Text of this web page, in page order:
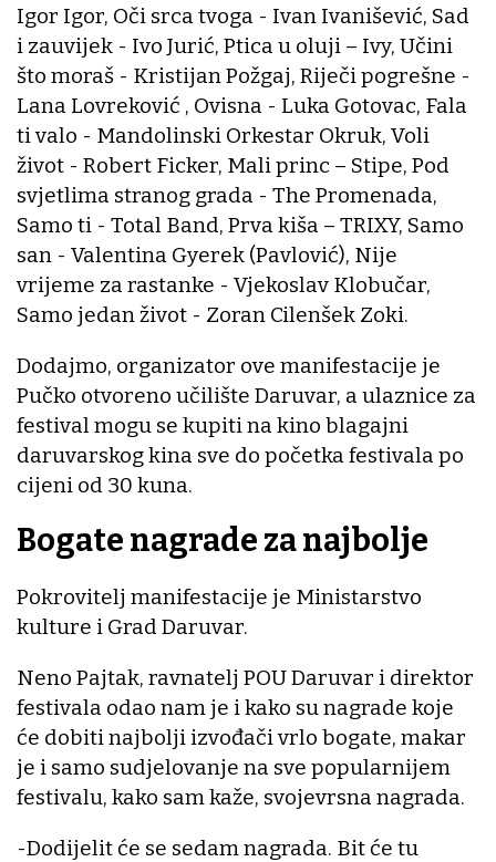
Igor Igor, Oči srca tvoga - Ivan Ivanišević, Sad
i zauvijek - Ivo Jurić, Ptica u oluji – Ivy, Učini
što moraš - Kristijan Požgaj, Riječi pogrešne -
Lana Lovreković , Ovisna - Luka Gotovac, Fala
ti valo - Mandolinski Orkestar Okruk, Voli
život - Robert Ficker, Mali princ – Stipe, Pod
svjetlima stranog grada - The Promenada,
Samo ti - Total Band, Prva kiša – TRIXY, Samo
san - Valentina Gyerek (Pavlović), Nije
vrijeme za rastanke - Vjekoslav Klobučar,
Samo jedan život - Zoran Cilenšek Zoki.
Dodajmo, organizator ove manifestacije je
Pučko otvoreno učilište Daruvar, a ulaznice za
festival mogu se kupiti na kino blagajni
daruvarskog kina sve do početka festivala po
cijeni od 30 kuna.
Bogate nagrade za najbolje
Pokrovitelj manifestacije je Ministarstvo
kulture i Grad Daruvar.
Neno Pajtak, ravnatelj POU Daruvar i direktor
festivala odao nam je i kako su nagrade koje
će dobiti najbolji izvođači vrlo bogate, makar
je i samo sudjelovanje na sve popularnijem
festivalu, kako sam kaže, svojevrsna nagrada.
-Dodijelit će se sedam nagrada. Bit će tu